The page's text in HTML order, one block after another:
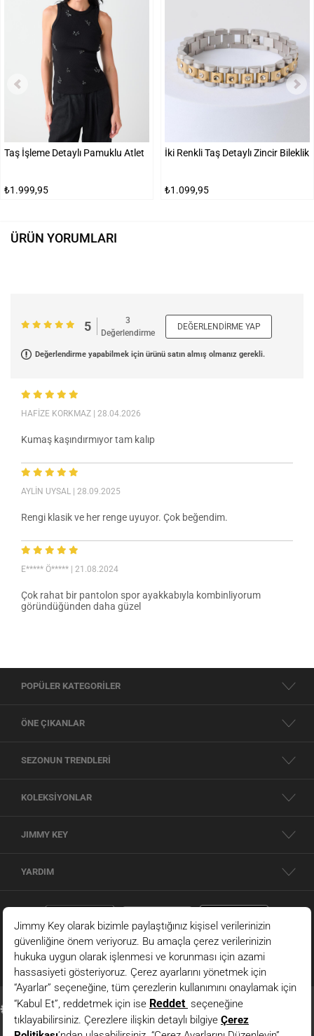
Taş İşleme Detaylı Pamuklu Atlet
₺1.999,95
İki Renkli Taş Detaylı Zincir Bileklik
₺1.099,95
ÜRÜN YORUMLARI
5
3
Değerlendirme
DEĞERLENDIRME YAP
Değerlendirme yapabilmek için ürünü satın almış olmanız gerekli.
HAFİZE KORKMAZ | 28.04.2026
Kumaş kaşındırmıyor tam kalıp
AYLİN UYSAL | 28.09.2025
Rengi klasik ve her renge uyuyor. Çok beğendim.
E***** Ö***** | 21.08.2024
Çok rahat bir pantolon spor ayakkabıyla kombinliyorum
göründüğünden daha güzel
POPÜLER KATEGORİLER
ÖNE ÇIKANLAR
SEZONUN TRENDLERİ
KOLEKSİYONLAR
JIMMY KEY
YARDIM